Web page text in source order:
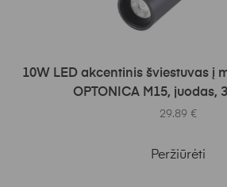
Į KREPŠELĮ
10W LED akcentinis šviestuvas į
OPTONICA M15, juodas,
29.89 €
Peržiūrėti